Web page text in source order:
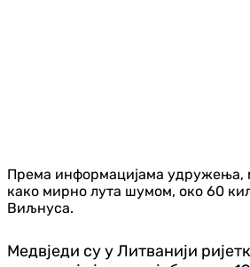
Према информацијама удружења,
како мирно лута шумом, око 60
Виљнуса.
Медвједи су у Литванији